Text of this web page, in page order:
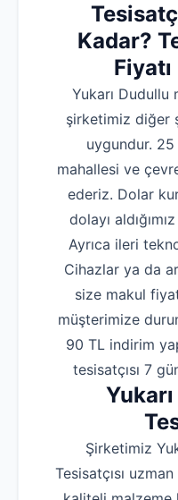
Kadar?
Yukarı Dudullu
şirketimiz diğer
uygundur. 25
mahallesi ve
ederiz. Dolar
dolayı
Ayrıca ileri
Cihazlar ya da
size makul
müşterimize
90 TL indirim
tesisatçısı 7
Şirketimiz
Tesisatçısı